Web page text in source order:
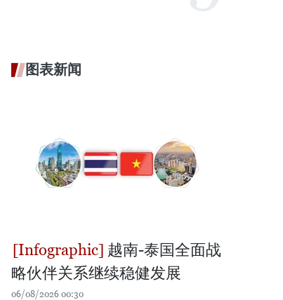
图表新闻
越南-泰国全面战
略伙伴关系继续稳健发展
06/08/2026 00:30